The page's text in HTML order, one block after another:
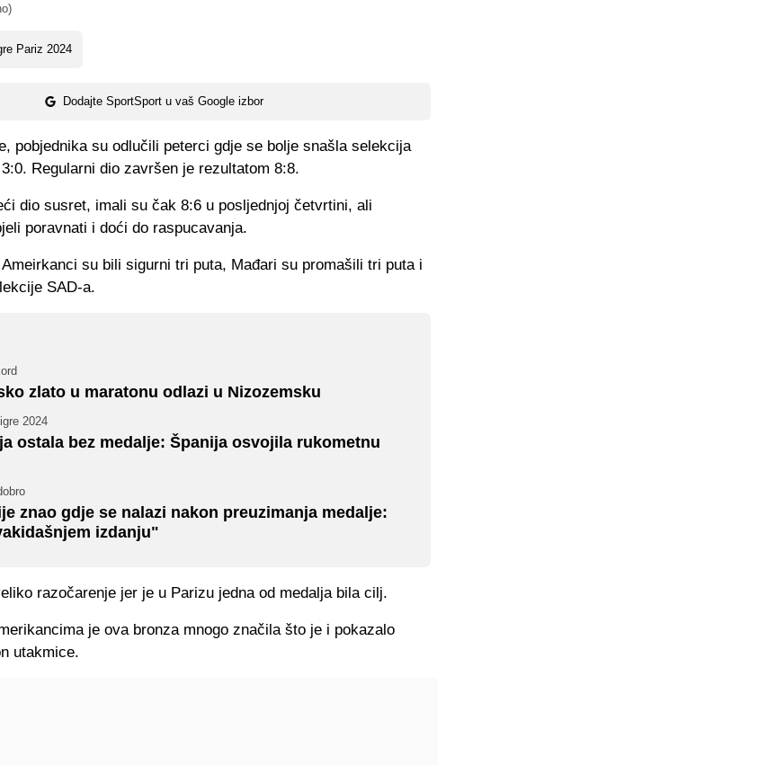
Pariz 2024
Dodajte SportSport u vaš Google izbor
pobjednika su odlučili peterci gdje se bolje snašla selekcija
Regularni dio završen je rezultatom 8:8.
dio susret, imali su čak 8:6 u posljednjoj četvrtini, ali
poravnati i doći do raspucavanja.
su bili sigurni tri puta, Mađari su promašili tri puta i
SAD-a.
zlato u maratonu odlazi u Nizozemsku
2024
ostala bez medalje: Španija osvojila rukometnu
znao gdje se nalazi nakon preuzimanja medalje:
izdanju"
razočarenje jer je u Parizu jedna od medalja bila cilj.
je ova bronza mnogo značila što je i pokazalo
utakmice.